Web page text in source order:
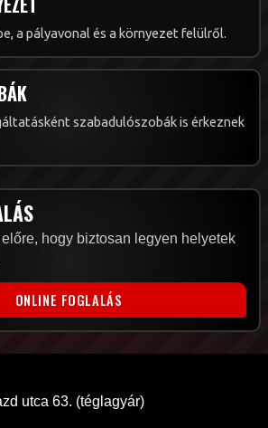
a pályavonal és a környezet felülről.
szabadulószobák is érkeznek
hogy biztosan legyen helyetek
ONLINE FOGLALÁS
utca 63. (téglagyár)